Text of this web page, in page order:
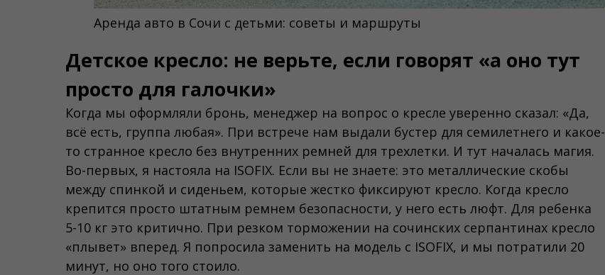
Аренда авто в Сочи с детьми: советы и маршруты
Детское кресло: не верьте, если говорят «а оно тут
просто для галочки»
Когда мы оформляли бронь, менеджер на вопрос о кресле уверенно сказал: «Да,
всё есть, группа любая». При встрече нам выдали бустер для семилетнего и какое-
то странное кресло без внутренних ремней для трехлетки. И тут началась магия.
Во-первых, я настояла на ISOFIX. Если вы не знаете: это металлические скобы
между спинкой и сиденьем, которые жестко фиксируют кресло. Когда кресло
крепится просто штатным ремнем безопасности, у него есть люфт. Для ребенка
5-10 кг это критично. При резком торможении на сочинских серпантинах кресло
«плывет» вперед. Я попросила заменить на модель с ISOFIX, и мы потратили 20
минут, но оно того стоило.